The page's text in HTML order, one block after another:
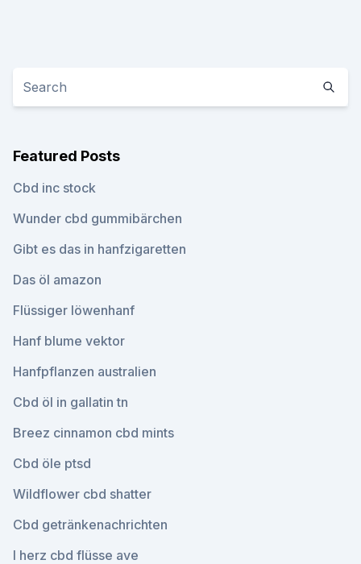
Featured Posts
Cbd inc stock
Wunder cbd gummibärchen
Gibt es das in hanfzigaretten
Das öl amazon
Flüssiger löwenhanf
Hanf blume vektor
Hanfpflanzen australien
Cbd öl in gallatin tn
Breez cinnamon cbd mints
Cbd öle ptsd
Wildflower cbd shatter
Cbd getränkenachrichten
I herz cbd flüsse ave